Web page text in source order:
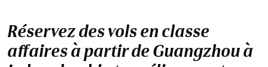
Réservez des vols en classe
affaires à partir de Guangzhou à